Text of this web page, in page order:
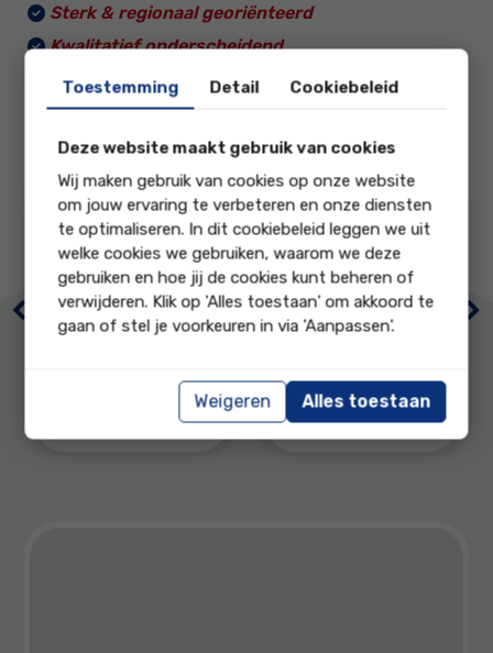
overgaat, de eerste stap is. En wij helpen je graag bij
deze belangrijke stap. Maak gerust een afspraak
antwoord geven op al jouw vragen.
Sterk & regionaal georiënteerd
Kwalitatief onderscheidend
Ontzorging van A tot Z
9.1
onze score op
Prijs / kwaliteit
9.1
onze score op
Prijs / kwaliteit
Previous
Toestemming Detail Cookiebeleid
Deze website maakt gebruik van cookies
Wij maken gebruik van cookies op onze website
om jouw ervaring te verbeteren en onze diensten
te optimaliseren. In dit cookiebeleid leggen we uit
welke cookies we gebruiken, waarom we deze
gebruiken en hoe jij de cookies kunt beheren of
verwijderen. Klik op 'Alles toestaan' om akkoord te
gaan of stel je voorkeuren in via 'Aanpassen'.
Weigeren Alles toestaan